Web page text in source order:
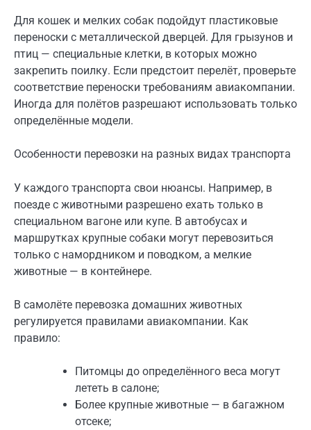
Для кошек и мелких собак подойдут пластиковые
переноски с металлической дверцей. Для грызунов и
птиц — специальные клетки, в которых можно
закрепить поилку. Если предстоит перелёт, проверьте
соответствие переноски требованиям авиакомпании.
Иногда для полётов разрешают использовать только
определённые модели.
Особенности перевозки на разных видах транспорта
У каждого транспорта свои нюансы. Например, в
поезде с животными разрешено ехать только в
специальном вагоне или купе. В автобусах и
маршрутках крупные собаки могут перевозиться
только с намордником и поводком, а мелкие
животные — в контейнере.
В самолёте перевозка домашних животных
регулируется правилами авиакомпании. Как
правило:
Питомцы до определённого веса могут
лететь в салоне;
Более крупные животные — в багажном
отсеке;